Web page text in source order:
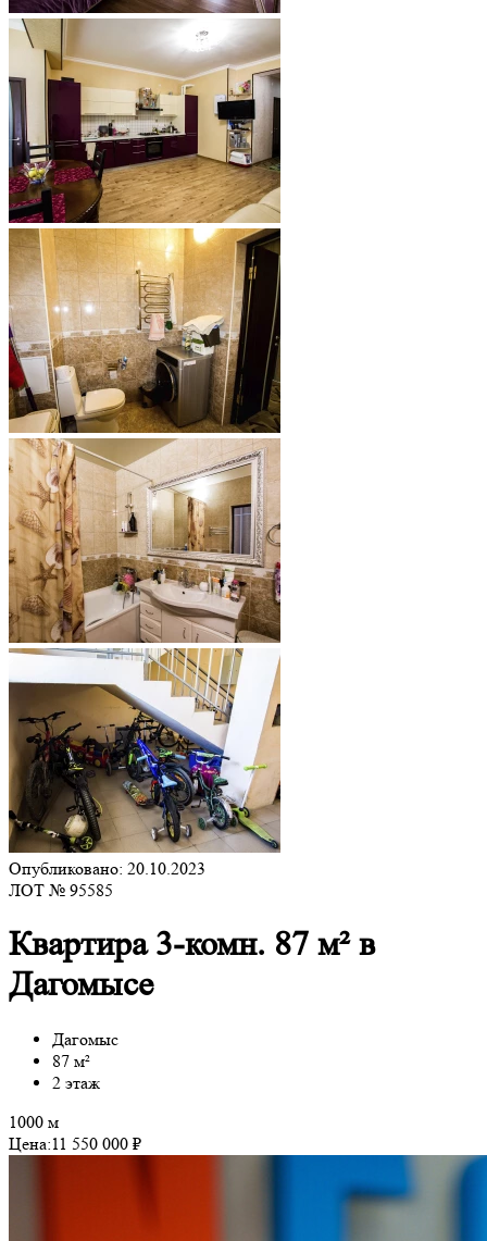
Опубликовано: 20.10.2023
ЛОТ № 95585
Квартира 3-комн. 87 м² в
Дагомысе
Дагомыс
87 м²
2 этаж
1000 м
Цена:11 550 000 ₽